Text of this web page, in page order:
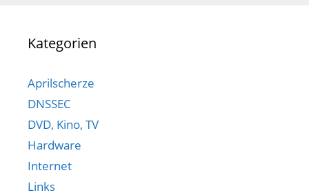
Kategorien
Aprilscherze
DNSSEC
DVD, Kino, TV
Hardware
Internet
Links